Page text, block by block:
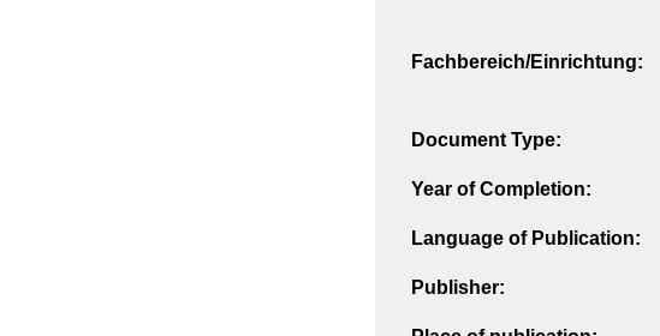
Fachbereich/Einrichtung:
Document Type:
Year of Completion:
Language of Publication:
Publisher: